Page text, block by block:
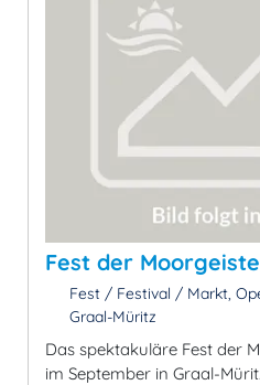
Fest der
Fest / Festival / Markt,
Graal-Müritz
Das spektakuläre Fest der
im September in Graal-